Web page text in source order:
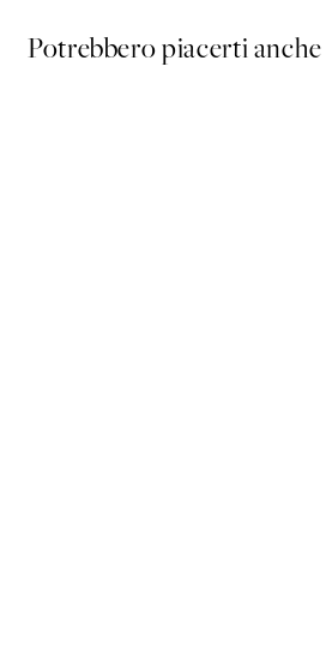
Potrebbero piacerti anche